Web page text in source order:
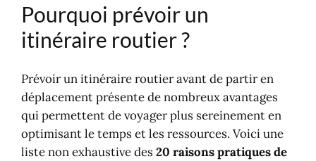
Pourquoi prévoir un
itinéraire routier ?
Prévoir un itinéraire routier avant de partir en
déplacement présente de nombreux avantages
qui permettent de voyager plus sereinement en
optimisant le temps et les ressources. Voici une
liste non exhaustive des20 raisons pratiques de